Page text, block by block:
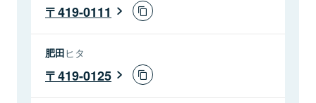
419-0111
肥田ヒタ
419-0125